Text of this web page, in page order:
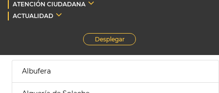
ATENCIÓN CIUDADANA
ACTUALIDAD
Desplegar
Albufera